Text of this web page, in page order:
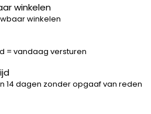
winkelen
winkelen
= vandaag versturen
14 dagen zonder opgaaf van reden